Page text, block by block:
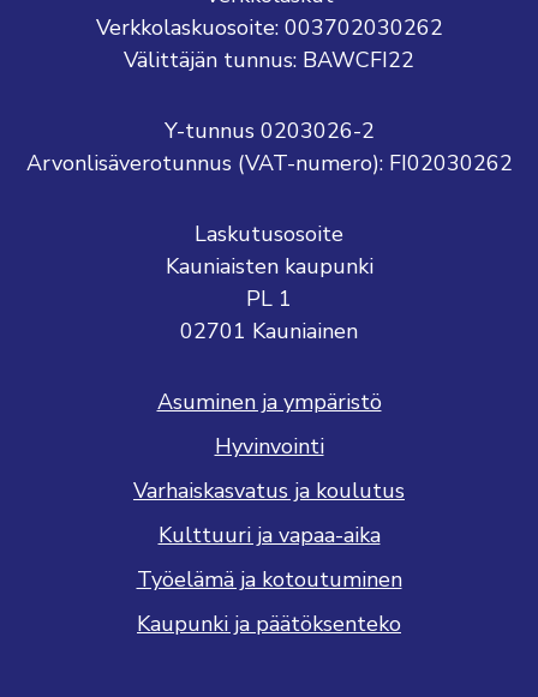
Verkkolaskuosoite: 003702030262
Välittäjän tunnus: BAWCFI22
Y-tunnus 0203026-2
Arvonlisäverotunnus (VAT-numero): FI02030262
Laskutusosoite
Kauniaisten kaupunki
PL 1
02701 Kauniainen
Asuminen ja ympäristö
Hyvinvointi
Varhaiskasvatus ja koulutus
Kulttuuri ja vapaa-aika
Työelämä ja kotoutuminen
Kaupunki ja päätöksenteko